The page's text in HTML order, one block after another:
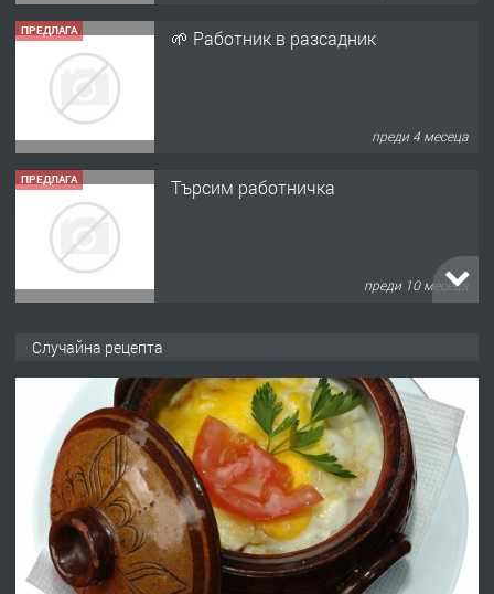
ПРЕДЛАГА 🌱 Работник в разсадник
преди 4 месеца
ПРЕДЛАГА Търсим работничка
преди 10 месеца
преди 1 година
ПРЕДЛАГА Работа за общи работници
преди 1 година
Случайна рецепта